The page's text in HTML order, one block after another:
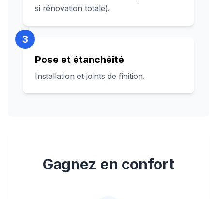
si rénovation totale).
3
Pose et étanchéité
Installation et joints de finition.
Gagnez en confort